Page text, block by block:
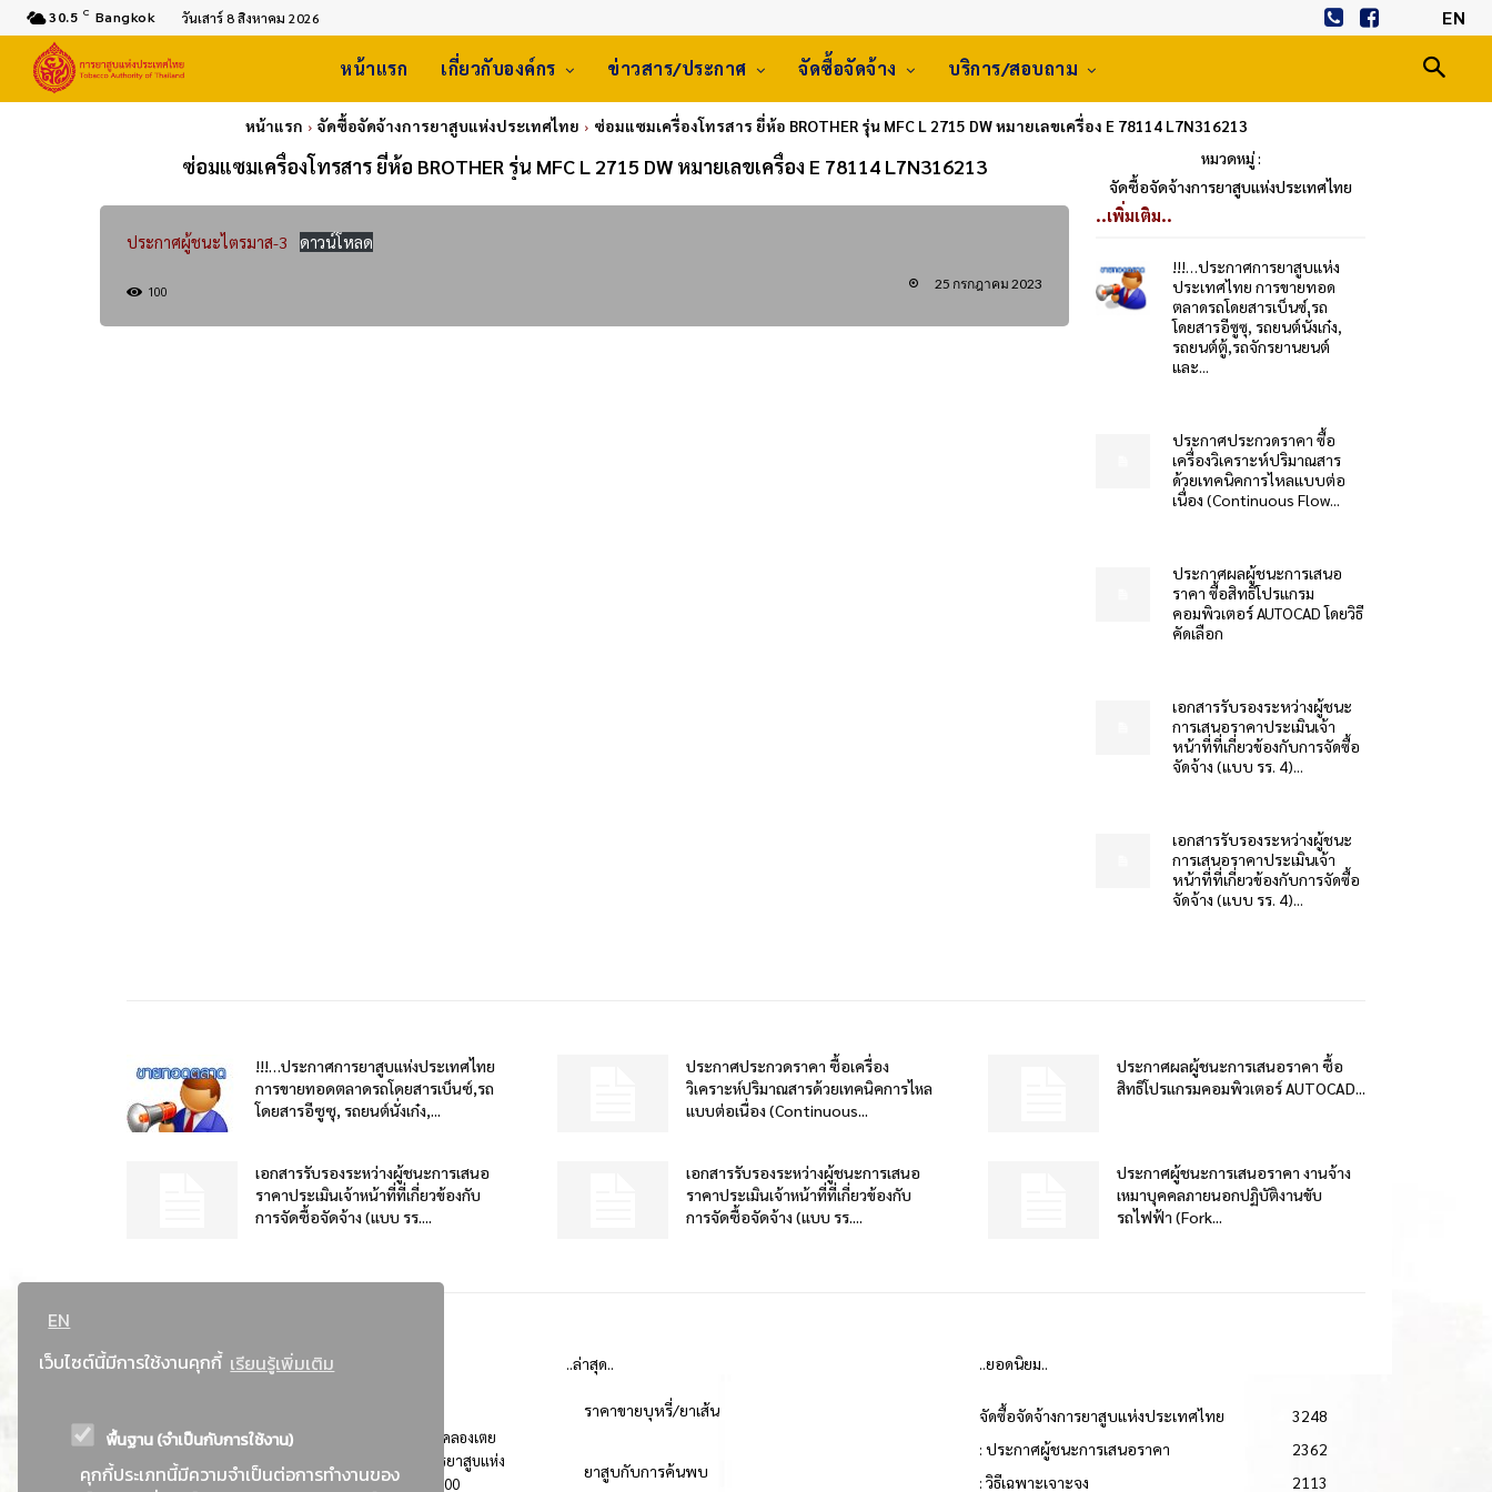
EN
เว็บไซต์นี้มีการใช้งานคุกกี้ เรียนรู้เพิ่มเติม
พื้นฐาน (จำเป็นกับการใช้งาน)
คุกกี้ประเภทนี้มีความจำเป็นต่อการทำงานของ
30.5 C Bangkok วันเสาร์ 8 สิงหาคม 2026 EN
หน้าแรก เกี่ยวกับองค์กร ข่าวสาร/ประกาศ จัดซื้อจัดจ้าง บริการ/สอบถาม
หน้าแรก จัดซื้อจัดจ้างการยาสูบแห่งประเทศไทย ซ่อมแซมเครื่องโทรสาร ยี่ห้อ BROTHER รุ่น MFC L 2715 DW หมายเลขเครื่อง E 78114 L7N316213
ซ่อมแซมเครื่องโทรสาร ยี่ห้อ BROTHER รุ่น MFC L 2715 DW หมายเลขเครื่อง E 78114 L7N316213
หมวดหมู่ :
จัดซื้อจัดจ้างการยาสูบแห่งประเทศไทย
ประกาศผู้ชนะไตรมาส-3 ดาวน์โหลด
100 25 กรกฎาคม 2023
..เพิ่มเติม..
!!!…ประกาศการยาสูบแห่ง
ประเทศไทย การขายทอด
ตลาดรถโดยสารเบ็นซ์,รถ
โดยสารอีซูซุ, รถยนต์นั่งเก๋ง,
รถยนต์ตู้,รถจักรยานยนต์
และ...
ประกาศประกวดราคา ซื้อ
เครื่องวิเคราะห์ปริมาณสาร
ด้วยเทคนิคการไหลแบบต่อ
เนื่อง (Continuous Flow...
ประกาศผลผู้ชนะการเสนอ
ราคา ซื้อสิทธิโปรแกรม
คอมพิวเตอร์ AUTOCAD โดยวิธี
คัดเลือก
เอกสารรับรองระหว่างผู้ชนะ
การเสนอราคาประเมินเจ้า
หน้าที่ที่เกี่ยวข้องกับการจัดซื้อ
จัดจ้าง (แบบ รร. 4)...
เอกสารรับรองระหว่างผู้ชนะ
การเสนอราคาประเมินเจ้า
หน้าที่ที่เกี่ยวข้องกับการจัดซื้อ
จัดจ้าง (แบบ รร. 4)...
!!!…ประกาศการยาสูบแห่งประเทศไทย
การขายทอดตลาดรถโดยสารเบ็นซ์,รถ
โดยสารอีซูซุ, รถยนต์นั่งเก๋ง,...
ประกาศประกวดราคา ซื้อเครื่อง
วิเคราะห์ปริมาณสารด้วยเทคนิคการไหล
แบบต่อเนื่อง (Continuous...
ประกาศผลผู้ชนะการเสนอราคา ซื้อ
สิทธิโปรแกรมคอมพิวเตอร์ AUTOCAD...
เอกสารรับรองระหว่างผู้ชนะการเสนอ
ราคาประเมินเจ้าหน้าที่ที่เกี่ยวข้องกับ
การจัดซื้อจัดจ้าง (แบบ รร....
เอกสารรับรองระหว่างผู้ชนะการเสนอ
ราคาประเมินเจ้าหน้าที่ที่เกี่ยวข้องกับ
การจัดซื้อจัดจ้าง (แบบ รร....
ประกาศผู้ชนะการเสนอราคา งานจ้าง
เหมาบุคคลภายนอกปฏิบัติงานขับ
รถไฟฟ้า (Fork...
ที่อยู่ : 184 ถนนพระรามที่ 4 แขวงคลองเตย เขตคลองเตย
กรุงเทพมหานคร 10110 ติดต่อประชาสัมพันธ์ การยาสูบแห่ง
ประเทศไทย Call center โทร. 0-2229-1000
..ล่าสุด..
ราคาขายบุหรี่/ยาเส้น
ยาสูบกับการค้นพบ
..ยอดนิยม..
จัดซื้อจัดจ้างการยาสูบแห่งประเทศไทย
3248
: ประกาศผู้ชนะการเสนอราคา
2362
: วิธีเฉพาะเจาะจง
2113